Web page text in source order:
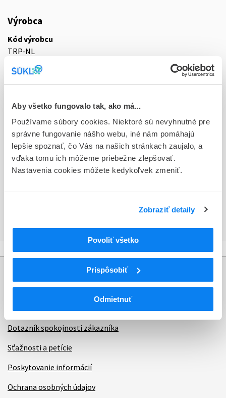
Aby všetko fungovalo tak, ako má...
Používame súbory cookies. Niektoré sú nevyhnutné pre
správne fungovanie nášho webu, iné nám pomáhajú
lepšie spoznať, čo Vás na našich stránkach zaujalo, a
vďaka tomu ich môžeme priebežne zlepšovať.
Nastavenia cookies môžete kedykoľvek zmeniť.
Zobraziť detaily
Povoliť všetko
Prispôsobiť
Odmietnuť
Výrobca
Kód výrobcu
TRP-NL
Názov
THEO Manufacturing B.V.
Ulica
Sleperweg 44
Mesto
Maastricht
Informácie
Aktuality
Dotazník spokojnosti zákazníka
Sťažnosti a petície
Poskytovanie informácií
Ochrana osobných údajov